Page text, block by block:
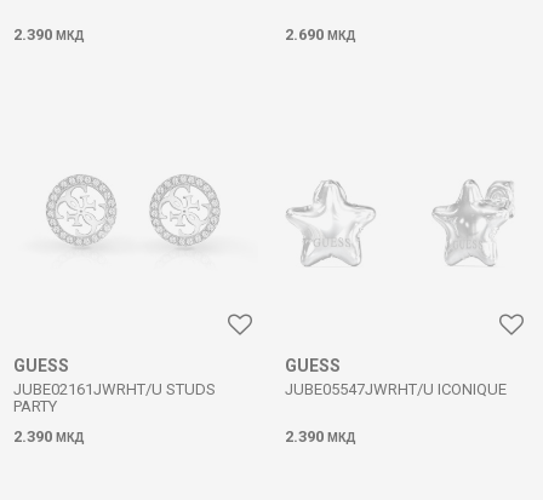
2.390 МКД 2.690 МКД
GUESS
JUBE02161JWRHT/U STUDS
PARTY
2.390 МКД
GUESS
JUBE05547JWRHT/U ICONIQUE
2.390 МКД